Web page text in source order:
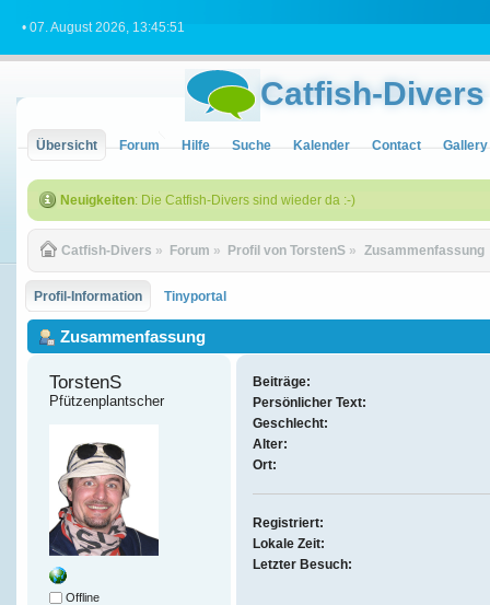
• 07. August 2026, 13:45:51
Catfish-Divers
Übersicht Forum Hilfe Suche Kalender Contact Gallery
Neuigkeiten: Die Catfish-Divers sind wieder da :-)
Catfish-Divers » Forum » Profil von TorstenS » Zusammenfassung
Profil-Information Tinyportal
Zusammenfassung
TorstenS
Pfützenplantscher
Offline
Beiträge:
Persönlicher Text:
Geschlecht:
Alter:
Ort:
Registriert:
Lokale Zeit:
Letzter Besuch: